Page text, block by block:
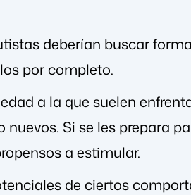
deberían buscar
por completo.
a la que suelen
Si se les prepara
a estimular.
de ciertos